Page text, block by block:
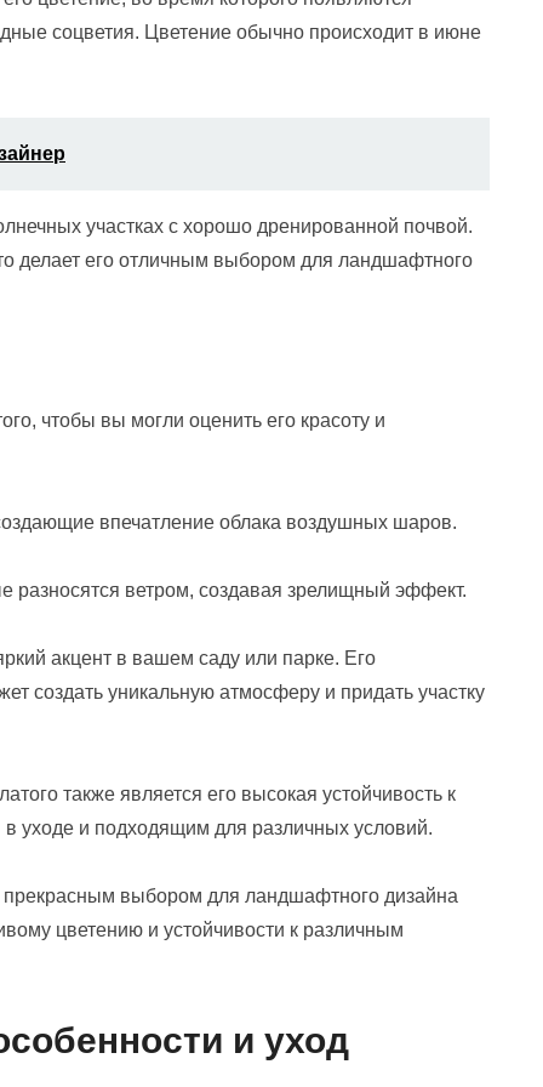
соцветия. Цветение обычно происходит в июне
участках с хорошо дренированной почвой.
делает его отличным выбором для ландшафтного
чтобы вы могли оценить его красоту и
впечатление облака воздушных шаров.
разносятся ветром, создавая зрелищный эффект.
акцент в вашем саду или парке. Его
создать уникальную атмосферу и придать участку
также является его высокая устойчивость к
в уходе и подходящим для различных условий.
выбором для ландшафтного дизайна
цветению и устойчивости к различным
и уход